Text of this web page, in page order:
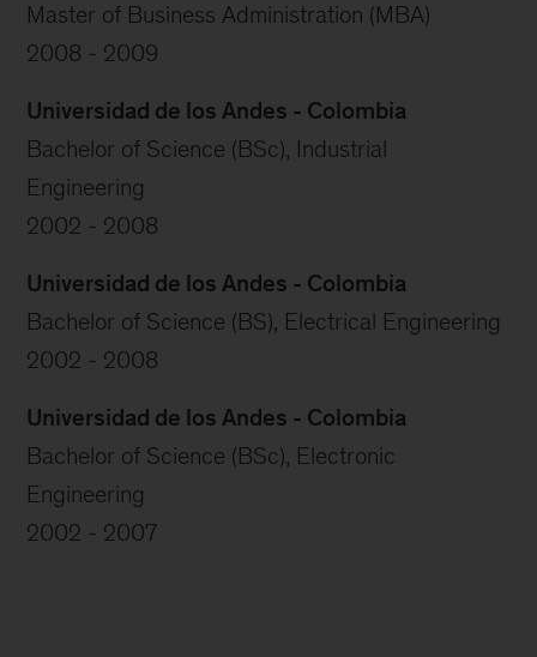
Master of Business Administration (MBA)
2008 - 2009
Universidad de los Andes - Colombia
Bachelor of Science (BSc), Industrial
Engineering
2002 - 2008
Universidad de los Andes - Colombia
Bachelor of Science (BS), Electrical Engineering
2002 - 2008
Universidad de los Andes - Colombia
Bachelor of Science (BSc), Electronic
Engineering
2002 - 2007